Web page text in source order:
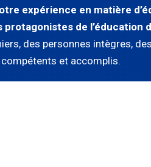
expérience en matière
protagonistes de l’éducation
des personnes intègres,
et accomplis.